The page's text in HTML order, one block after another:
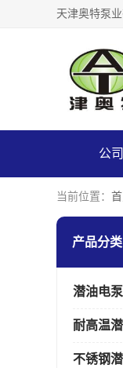
公
当前位置：
产品分类
潜油电泵
耐高温
不锈钢